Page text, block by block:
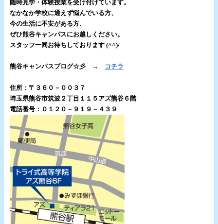
随時見学・体験授業を受け付けています。
なかなか学校に通えず悩んでいる方、
今の生活に不安がある方、
ぜひ熊谷キャンパスにお越しください。
スタッフ一同お待ちしております (^^)/
熊谷キャンパスブログ☆彡 →
コチラ
住所：〒３６０－００３７
埼玉県熊谷市筑波２丁目１１５アズ熊谷６階
電話番号：０１２０－９１９－４３９